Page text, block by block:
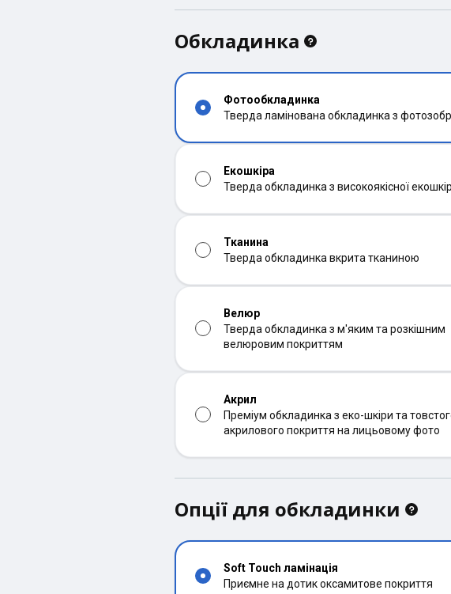
Обкладинка
Фотообкладинка
Тверда ламінована обкладинка з
Екошкіра
Тверда обкладинка з високоякісної
Тканина
Тверда обкладинка вкрита тканиною
Велюр
Тверда обкладинка з м'яким та розкішним
велюровим покриттям
Акрил
Преміум обкладинка з еко-шкіри та
акрилового покриття на лицьовому фото
Опції для обкладинки
Soft Touch ламінація
Приємне на дотик оксамитове покриття